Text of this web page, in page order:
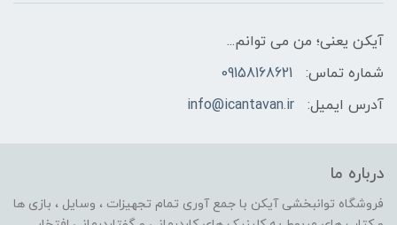
آیکن یعنی؛ من می توانم...
شماره تماس:
09158168621
آدرس ایمیل:
info@icantavan.ir
درباره ما
فروشگاه توانبخشی آیکن با جمع آوری تمام تجهیزات ، وسایل ، بازی ها